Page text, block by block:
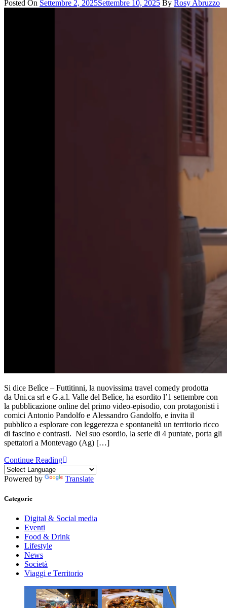
Posted On Settembre 2, 2025Settembre 10, 2025 By Rosy Abruzzo
Si dice Belìce – Futtitinni, la nuovissima travel comedy prodotta
da Uni.ca srl e G.a.l. Valle del Belìce, ha esordito l’1 settembre con
la pubblicazione online del primo video-episodio, con protagonisti i
comici Antonio Pandolfo e Alessandro Gandolfo, e invita il
pubblico a esplorare con leggerezza e spontaneità un territorio ricco
di fascino e contrasti. Nel suo esordio, la serie di 4 puntate, porta gli
spettatori a Montevago (Ag) […]
Continue Reading
Powered by Translate
Categorie
Digital & Social media
Eventi
Food & Drink
Lifestyle
News
Società
Viaggi e Territorio